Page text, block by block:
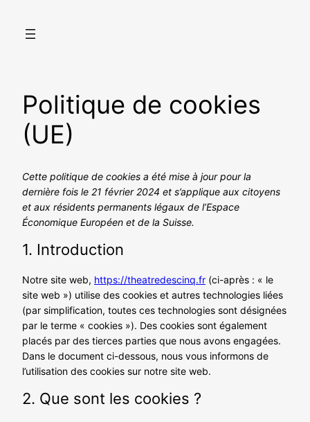
Politique de cookies
(UE)
Cette politique de cookies a été mise à jour pour la
dernière fois le 21 février 2024 et s’applique aux citoyens
et aux résidents permanents légaux de l’Espace
Économique Européen et de la Suisse.
1. Introduction
Notre site web, https://theatredescinq.fr (ci-après : « le
site web ») utilise des cookies et autres technologies liées
(par simplification, toutes ces technologies sont désignées
par le terme « cookies »). Des cookies sont également
placés par des tierces parties que nous avons engagées.
Dans le document ci-dessous, nous vous informons de
l’utilisation des cookies sur notre site web.
2. Que sont les cookies ?